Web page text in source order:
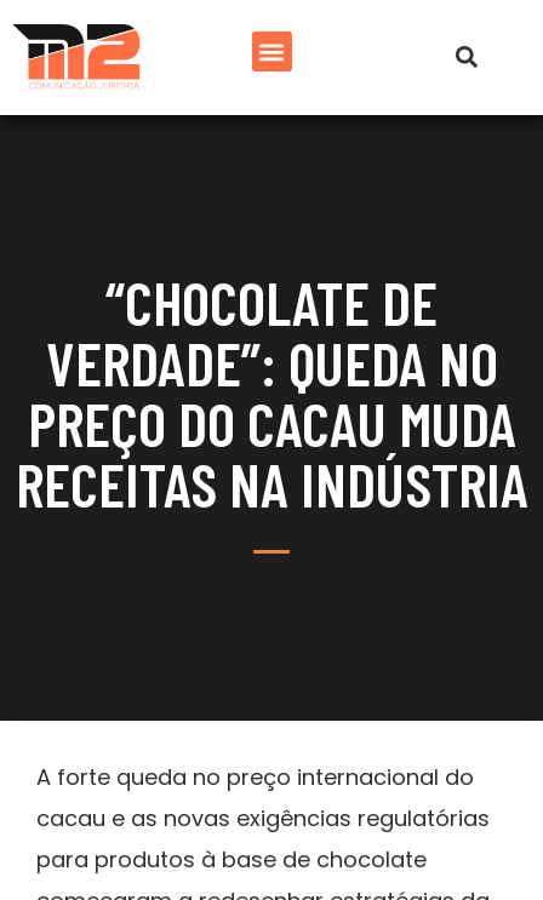
“CHOCOLATE DE
VERDADE”: QUEDA NO
PREÇO DO CACAU MUDA
RECEITAS NA INDÚSTRIA
A forte queda no preço internacional do
cacau e as novas exigências regulatórias
para produtos à base de chocolate